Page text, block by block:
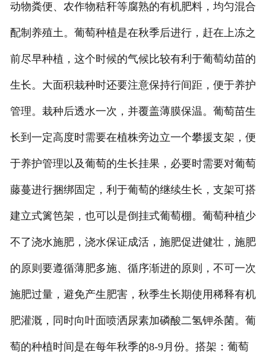
动物粪便、农作物秸秆等腐熟的有机肥料，均匀混合
配制养殖土。葡萄种植是在秋季后进行，赶在上冻之
前尽早种植，这个时候的气候比较有利于葡萄幼苗的
生长。大面积栽种时还要注意保持行间距，便于养护
管理。栽种后透水一次，并覆盖薄膜保温。葡萄苗生
长到一定高度时需要在植株旁边立一个攀援支架，便
于养护管理以及葡萄的生长挂果，必要时需要对葡萄
藤蔓进行捆绑固定，利于葡萄的继续生长，支架可搭
建立式篱笆架，也可以是倒挂式葡萄棚。葡萄种植少
不了浇水施肥，浇水保证成活，施肥促进健壮，施肥
的原则要遵循薄肥多施、循序渐进的原则，不可一次
施肥过量，避免产生肥害，秋季生长期使用稀释有机
肥灌溉，同时向叶面喷洒尿素加磷酸二氢钾杀菌。葡
萄的种植时间是在每年秋季的8-9月份。搭架：葡萄